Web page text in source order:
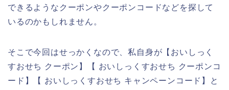
できるようなクーポンやクーポンコードなどを探して
いるのかもしれません。
そこで今回はせっかくなので、私自身が【おいしっく
すおせち クーポン】【 おいしっくすおせち クーポンコ
ード】【 おいしっくすおせち キャンペーンコード】と